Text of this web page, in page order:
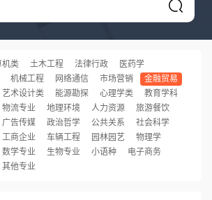
机类 土木工程 法律行政
医药学
机械工程 网络通信 市场营销
金融贸易
艺术设计类 能源勘探 心理学类
教育学科
物流专业 地理环境 人力资源
旅游餐饮
广告传媒 政治哲学 公共关系
社会科学
工商企业 车辆工程 园林园艺
物理学
数学专业 生物专业 小语种
电子商务
其他专业